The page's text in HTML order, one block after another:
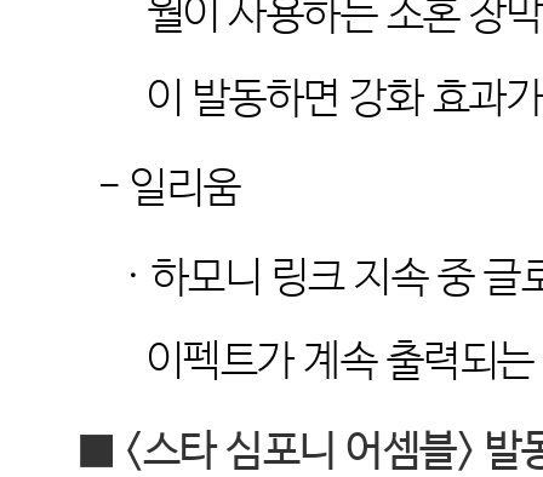
월이 사용하는 소혼 장
이 발동하면 강화 효과
- 일리움
· 하모니 링크 지속 중 글
이펙트가 계속 출력되
■ <스타 심포니 어셈블> 발